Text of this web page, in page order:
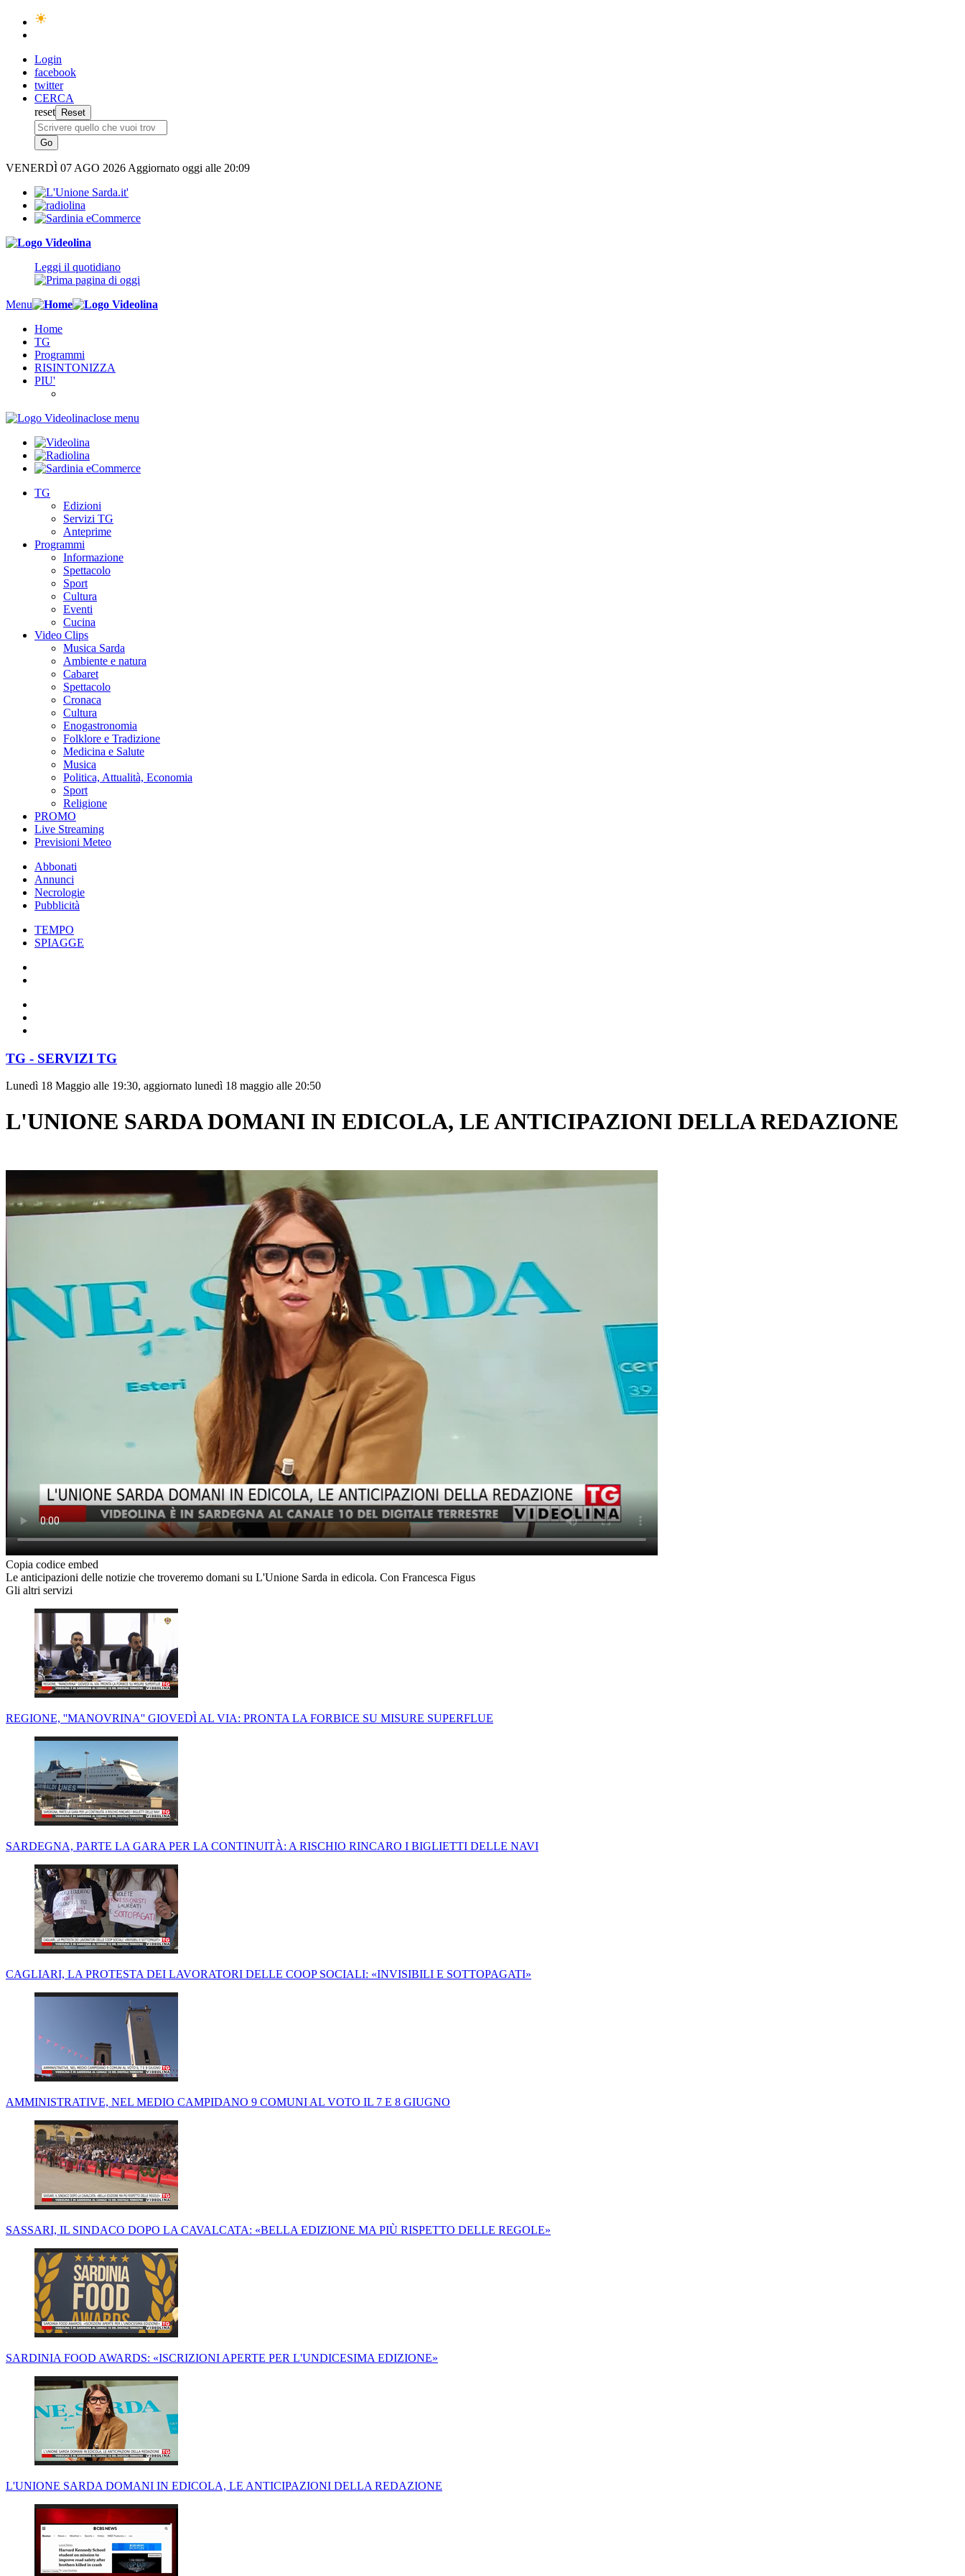
Login
facebook
twitter
CERCA
reset
VENERDÌ 07 AGO 2026 Aggiornato oggi alle 20:09
Leggi il quotidiano
Menu
Home
TG
Programmi
RISINTONIZZA
PIU'
close menu
TG
Edizioni
Servizi TG
Anteprime
Programmi
Informazione
Spettacolo
Sport
Cultura
Eventi
Cucina
Video Clips
Musica Sarda
Ambiente e natura
Cabaret
Spettacolo
Cronaca
Cultura
Enogastronomia
Folklore e Tradizione
Medicina e Salute
Musica
Politica, Attualità, Economia
Sport
Religione
PROMO
Live Streaming
Previsioni Meteo
Abbonati
Annunci
Necrologie
Pubblicità
TEMPO
SPIAGGE
TG - SERVIZI TG
Lunedì 18 Maggio alle 19:30, aggiornato lunedì 18 maggio alle 20:50
L'UNIONE SARDA DOMANI IN EDICOLA, LE ANTICIPAZIONI DELLA REDAZIONE
Copia codice embed
Le anticipazioni delle notizie che troveremo domani su L'Unione Sarda in edicola. Con Francesca Figus
Gli altri servizi
REGIONE, ''MANOVRINA'' GIOVEDÌ AL VIA: PRONTA LA FORBICE SU MISURE SUPERFLUE
SARDEGNA, PARTE LA GARA PER LA CONTINUITÀ: A RISCHIO RINCARO I BIGLIETTI DELLE NAVI
CAGLIARI, LA PROTESTA DEI LAVORATORI DELLE COOP SOCIALI: «INVISIBILI E SOTTOPAGATI»
AMMINISTRATIVE, NEL MEDIO CAMPIDANO 9 COMUNI AL VOTO IL 7 E 8 GIUGNO
SASSARI, IL SINDACO DOPO LA CAVALCATA: «BELLA EDIZIONE MA PIÙ RISPETTO DELLE REGOLE»
SARDINIA FOOD AWARDS: «ISCRIZIONI APERTE PER L'UNDICESIMA EDIZIONE»
L'UNIONE SARDA DOMANI IN EDICOLA, LE ANTICIPAZIONI DELLA REDAZIONE